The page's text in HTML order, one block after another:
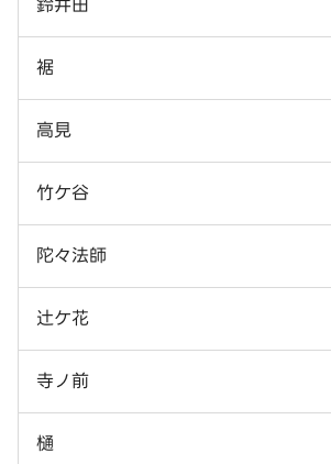
裾
高見
竹ケ谷
陀々法師
辻ケ花
寺ノ前
樋